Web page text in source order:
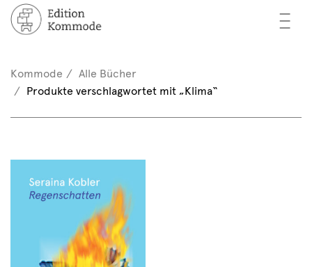
—
—
—
/ Registrieren
(0)
Kommode
Alle Bücher
Produkte verschlagwortet mit „Klima“